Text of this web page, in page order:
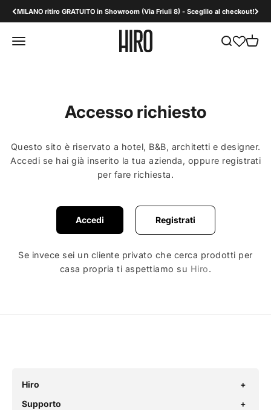
MILANO ritiro GRATUITO in Showroom (Via Friuli 8) - Sceglilo al checkout!
Apri il menu di navigazione HiroDesign B2B Mostra il
Accesso richiesto
Questo sito è riservato a hotel, B&B, architetti e designer.
Accedi se hai già inserito la tua azienda, oppure registrati
per fare richiesta.
Accedi Registrati
Se invece sei un cliente privato che cerca prodotti per
casa propria ti aspettiamo su Hiro.
Hiro
Supporto